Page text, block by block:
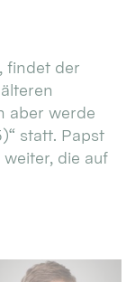
findet der
aber werde
statt. Papst
die auf